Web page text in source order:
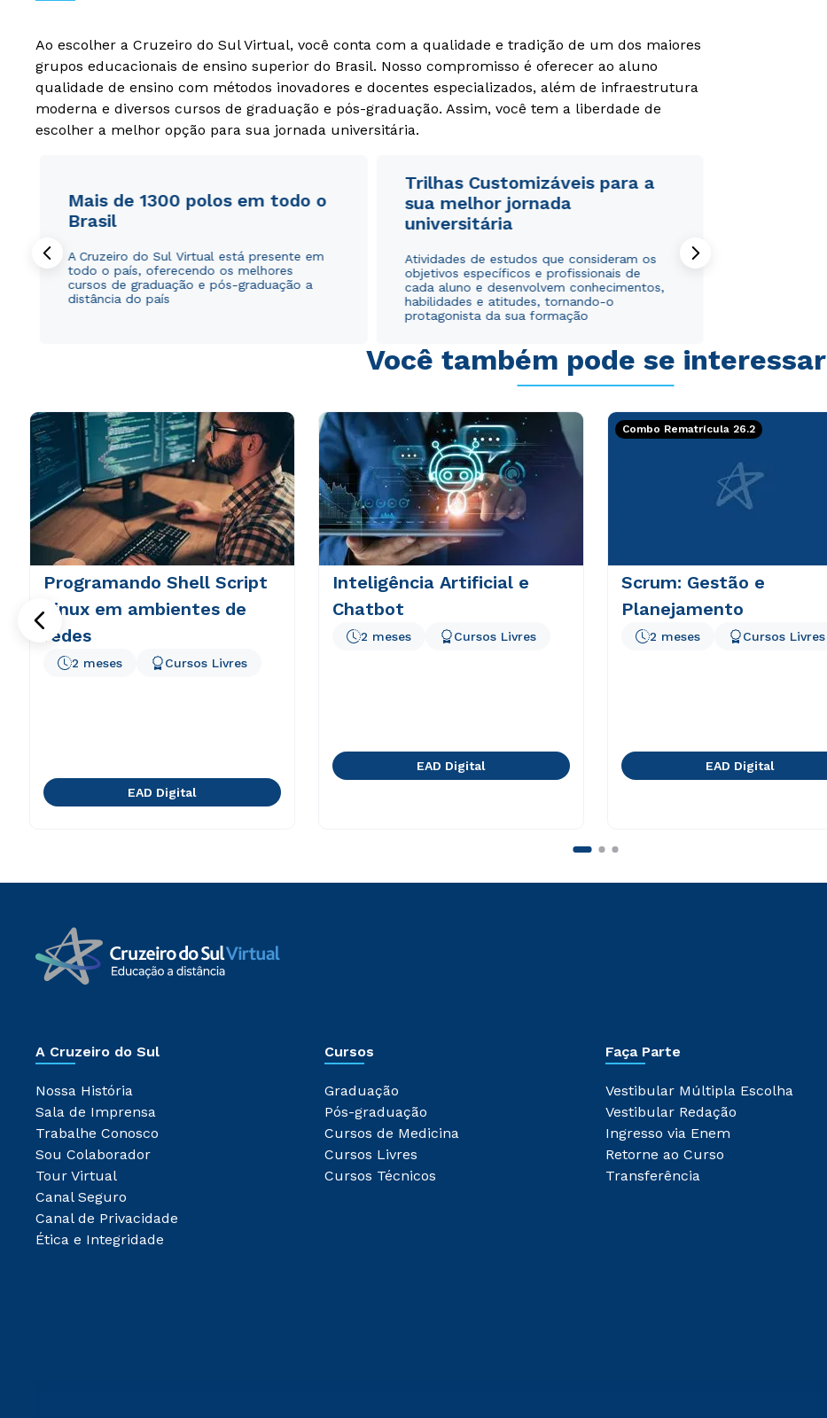
Ao escolher a Cruzeiro do Sul Virtual, você conta com a qualidade e tradição de um dos maiores
grupos educacionais de ensino superior do Brasil. Nosso compromisso é oferecer ao aluno
qualidade de ensino com métodos inovadores e docentes especializados, além de infraestrutura
moderna e diversos cursos de graduação e pós-graduação. Assim, você tem a liberdade de
escolher a melhor opção para sua jornada universitária.
Mais de 1300 polos em todo o
Brasil
A Cruzeiro do Sul Virtual está presente em
todo o país, oferecendo os melhores
cursos de graduação e pós-graduação a
distância do país
Trilhas Customizáveis para a
sua melhor jornada
universitária
Atividades de estudos que consideram os
objetivos específicos e profissionais de
cada aluno e desenvolvem conhecimentos,
habilidades e atitudes, tornando-o
protagonista da sua formação
Você também pode se interessar
Programando Shell Script
Linux em ambientes de
redes
2 meses Cursos Livres
EAD Digital
Inteligência Artificial e
Chatbot
2 meses Cursos Livres
EAD Digital
Combo Rematrícula 26.2
Scrum: Gestão e
Planejamento
2 meses Cursos Livres
EAD Digital
A Cruzeiro do Sul
Nossa História
Sala de Imprensa
Trabalhe Conosco
Sou Colaborador
Tour Virtual
Canal Seguro
Canal de Privacidade
Ética e Integridade
Cursos
Graduação
Pós-graduação
Cursos de Medicina
Cursos Livres
Cursos Técnicos
Faça Parte
Vestibular Múltipla Escolha
Vestibular Redação
Ingresso via Enem
Retorne ao Curso
Transferência
Rápido e fácil
WhatsApp
Estou de acordo com aPolítica de Privacidade.
autorizo que meus dados sejam utilizados para o
envio de conteúdos da Cruzeiro do Sul.
Rápido e fácil
WhatsApp
Estou de acordo com aPolítica de Privacidade.
autorizo que meus dados sejam utilizados para o
envio de conteúdos da Cruzeiro do Sul.